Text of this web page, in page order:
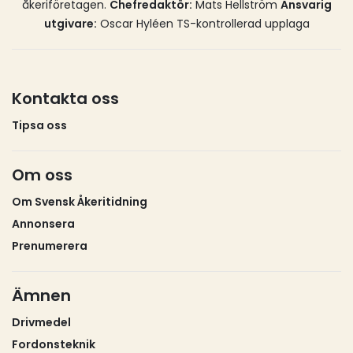
tillsammans med Bellman Group, säger Christian
Ekman, delägare Ekmans Hedesunda.
åkeriföretagen. Chefredaktör: Mats Hellström Ansvarig
utgivare: Oscar Hyléen TS-kontrollerad upplaga
Kontakta oss
Tipsa oss
Om oss
Om Svensk Åkeritidning
Annonsera
Prenumerera
Ämnen
Drivmedel
Fordonsteknik